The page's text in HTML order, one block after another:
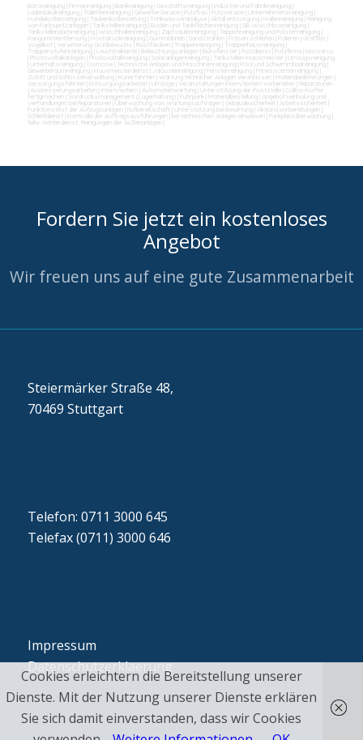
Büroreinigung| Firmenreinigung| Bankreinigung| Geschäftsreinigung| Industrie und Fabrikreinigung|
Ladenlokalreinigung| Toilettenreinigung| Gewerbe Service| Putzfrau| Putzservice| Unternehmensreinigung|
Hundekotbeseitigung| Taubenkotbeseitung| Trinkwasseranalyse| Abfall entsorgung| Hallenreinigung| Reinigung
von Farbspritzanlagen
Tankstellenreinigung| Boden und Tankflächenreinigung| SB-Waschboxreinigung|
Tankstellendachreinigung| Waschhallenreinigung| Zapfsäulenreinigung| Teppichreinigung und Polsterreinigung|
Kaugummientfernung| Hochdruckreinigung| Gummiabrieb| Sandstrahlen Fräsen schleifen Polieren Graffitis
Vogelkot
Verwitterung Grünbewuchs | Rostflecken Treppenreinigung| Treppenhausreinigung|
Treppenstufenreinigung| Leuchtreklame| Beleuchtungsanlagen Bürofenster Putzdienst |Putzfirma| Norovirus
Photovoltaikanlagen Photovoltaikreinigung| Solaranlagenreinigung| Tankstellen-Hausmeister
Umzugsreinigung
Unterhaltsreinigung| Osmose| Technische Anlagen und Maschinenreinigung| Pool und Schwimmbadreinigung|
Gewerberaumreinigung| Hausmeisterdienst Jalousienreinigung| Fensterreinigung| Fitnesscenterreinigung|
Zutritt und Schlüsselverwaltung| Kurierfahrten Wartung technicher Anlagen veranlassen Materialanlieferungen
Versorgungsfahrten
Entsorgungsarbeiten Umzüge| Veranstaltungen intern/extern vorbereiten
Reparaturen
(Ausbesserungsarbeiten) intern/extern
Automatenwartung| Unterstützung der Poststelle|
Collico-Koffer
fertigmachen
Vordrucksmanagement (Lagerhaltung)| Fuhrpark Materialbestellung| Angebotseinholung und
Verhandlungen bei Reparaturen |Überwachung von Wartungsaufträgen Gebäudesicherheit Arbeitssicherheit
Funktionstest der Aufzugsanlagen
Rufbereitschaft Unterstützung bei Bewirtung| Aktionsvorbereitungen
Schließdienst Kontrolle der Auftragsausführungen bei technischen Anlagen einweisen Parkplatzüberwachung|
teilw. Winterdienst, Reinigungen der Außenanlagen
Fordern Sie jetzt ein kostenloses
Angebot
Wir freuen uns auf eine gute Zusammenarbeit
Steiermärker Straße 48,
70469 Stuttgart
Telefon: 0711 3000 645
Telefax (0711) 3000 646
Impressum
Datenschutzerklaerung
Cookies erleichtern die Bereitstellung unserer
Dienste. Mit der Nutzung unserer Dienste erklären
Sie sich damit einverstanden, dass wir Cookies